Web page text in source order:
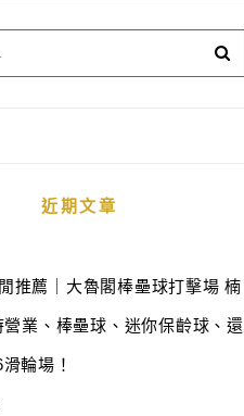
近期文章
推薦｜大魯閣棒壘球打擊場 楠
業、棒壘球、迷你保齡球、還
輪場！